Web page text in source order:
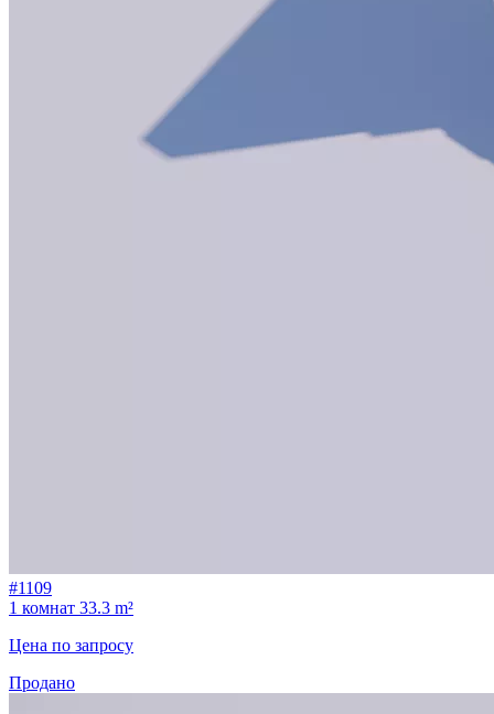
#1109
1 комнат 33.3 m²
Цена по запросу
Продано